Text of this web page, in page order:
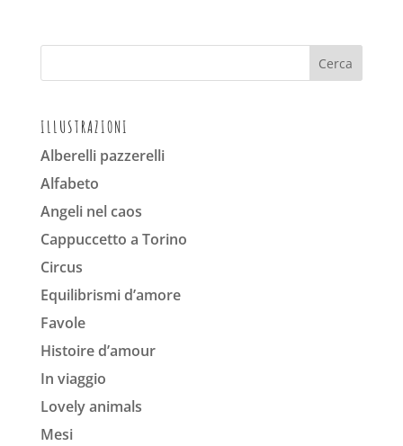
ILLUSTRAZIONI
Alberelli pazzerelli
Alfabeto
Angeli nel caos
Cappuccetto a Torino
Circus
Equilibrismi d’amore
Favole
Histoire d’amour
In viaggio
Lovely animals
Mesi